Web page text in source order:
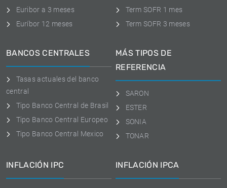
Euribor a 3 meses
Euríbor 12 meses
Term SOFR 1 mes
Term SOFR 3 meses
BANCOS CENTRALES
Tasas actuales del banco
central
Tipo Banco Central de Brasil
Tipo Banco Central Europeo
Tipo Banco Central Mexico
MÁS TIPOS DE
REFERENCIA
SARON
ESTER
SONIA
TONAR
INFLACIÓN IPC INFLACIÓN IPCA